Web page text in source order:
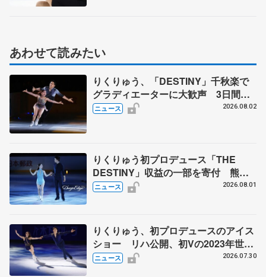
あわせて読みたい
りくりゅう、「DESTINY」千秋楽で
グラディエーターに大歓声 3日間の
計4公演で延べ約１万8千人動員、三浦
ニュース 2026.08.02
りくりゅう初プロデュース「THE
DESTINY」収益の一部を寄付 熊本
地震、被災者支援
ニュース 2026.08.01
りくりゅう、初プロデュースのアイス
ショー リハ公開、初Vの2023年世界
選手権のSP披露 ハゼボロ、チョク
ニュース 2026.07.30